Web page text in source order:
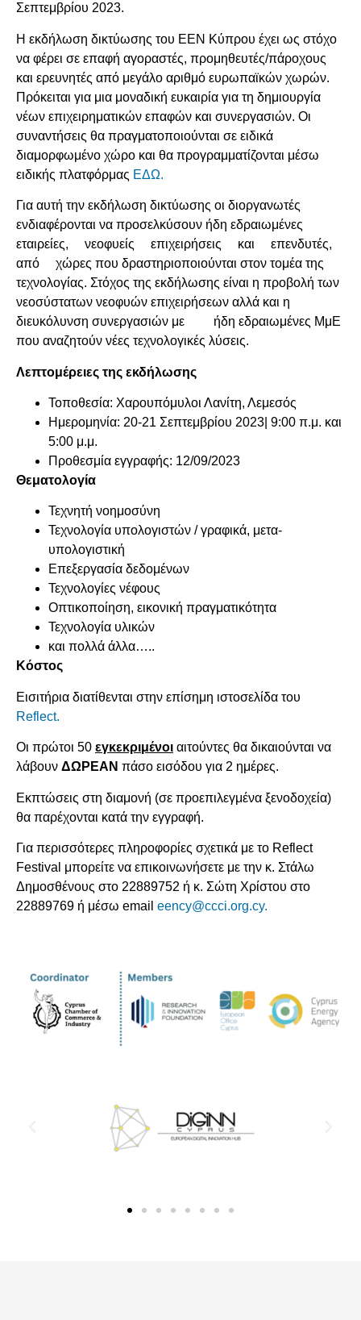
Σεπτεμβρίου 2023.
Η εκδήλωση δικτύωσης του ΕΕΝ Κύπρου έχει ως στόχο
να φέρει σε επαφή αγοραστές, προμηθευτές/πάροχους
και ερευνητές από μεγάλο αριθμό ευρωπαϊκών χωρών.
Πρόκειται για μια μοναδική ευκαιρία για τη δημιουργία
νέων επιχειρηματικών επαφών και συνεργασιών. Οι
συναντήσεις θα πραγματοποιούνται σε ειδικά
διαμορφωμένο χώρο και θα προγραμματίζονται μέσω
ειδικής πλατφόρμας ΕΔΩ.
Για αυτή την εκδήλωση δικτύωσης οι διοργανωτές
ενδιαφέρονται να προσελκύσουν ήδη εδραιωμένες
εταιρείες, νεοφυείς επιχειρήσεις και επενδυτές,
από χώρες που δραστηριοποιούνται στον τομέα της
τεχνολογίας. Στόχος της εκδήλωσης είναι η προβολή των
νεοσύστατων νεοφυών επιχειρήσεων αλλά και η
διευκόλυνση συνεργασιών με ήδη εδραιωμένες ΜμΕ
που αναζητούν νέες τεχνολογικές λύσεις.
Λεπτομέρειες της εκδήλωσης
Τοποθεσία: Χαρουπόμυλοι Λανίτη, Λεμεσός
Ημερομηνία: 20-21 Σεπτεμβρίου 2023| 9:00 π.μ. και
5:00 μ.μ.
Προθεσμία εγγραφής: 12/09/2023
Θεματολογία
Τεχνητή νοημοσύνη
Τεχνολογία υπολογιστών / γραφικά, μετα-
υπολογιστική
Επεξεργασία δεδομένων
Τεχνολογίες νέφους
Οπτικοποίηση, εικονική πραγματικότητα
Τεχνολογία υλικών
και πολλά άλλα…..
Κόστος
Εισιτήρια διατίθενται στην επίσημη ιστοσελίδα του
Reflect.
Οι πρώτοι 50 εγκεκριμένοι αιτούντες θα δικαιούνται να
λάβουν ΔΩΡΕΑΝ πάσο εισόδου για 2 ημέρες.
Εκπτώσεις στη διαμονή (σε προεπιλεγμένα ξενοδοχεία)
θα παρέχονται κατά την εγγραφή.
Για περισσότερες πληροφορίες σχετικά με το Reflect
Festival μπορείτε να επικοινωνήσετε με την κ. Στάλω
Δημοσθένους στο 22889752 ή κ. Σώτη Χρίστου στο
22889769 ή μέσω email eency@ccci.org.cy.